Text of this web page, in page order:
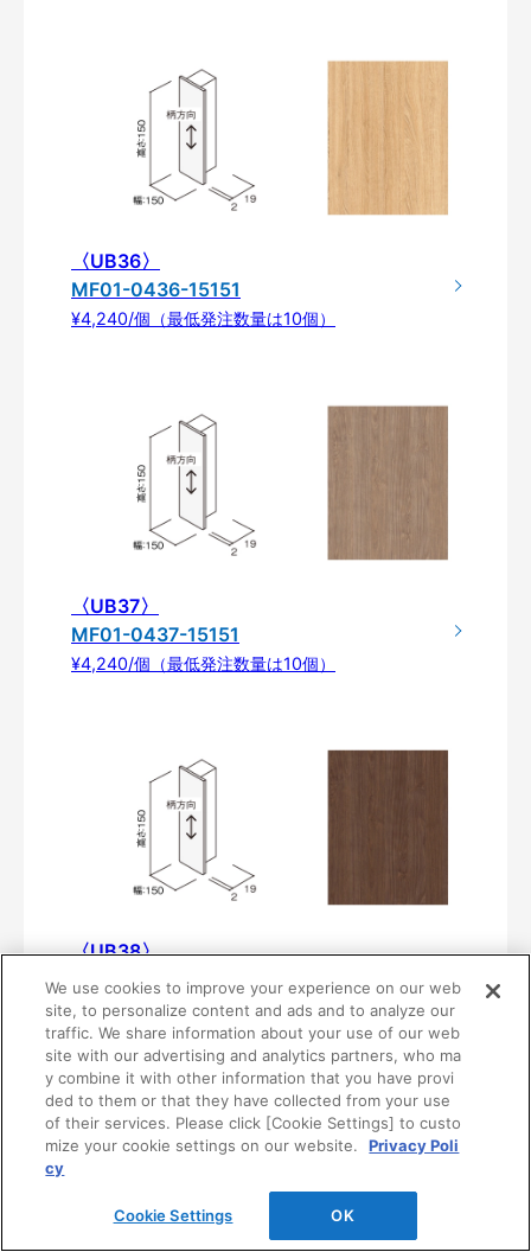
〈UB36〉
MF01-0436-15151
¥4,240/個（最低発注数量は10個）
〈UB37〉
MF01-0437-15151
¥4,240/個（最低発注数量は10個）
〈UB38〉
MF01-0438-15151
¥4,240/個（最低発注数量は10個）
We use cookies to improve your experience on our web
site, to personalize content and ads and to analyze our
traffic. We share information about your use of our web
site with our advertising and analytics partners, who ma
y combine it with other information that you have provi
ded to them or that they have collected from your use
of their services. Please click [Cookie Settings] to custo
mize your cookie settings on our website.
Privacy Poli
cy
Cookie Settings OK